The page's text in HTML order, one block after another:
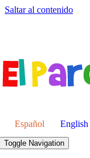
Saltar al contenido
Español English
Toggle Navigation